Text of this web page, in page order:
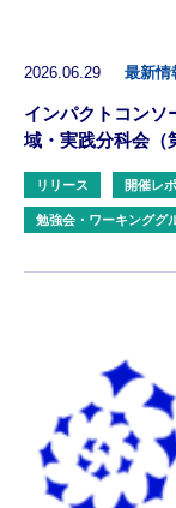
2026.06.29 最新情
インパクトコンソ
域・実践分科会（
リリース 開催レ
勉強会・ワーキンググ